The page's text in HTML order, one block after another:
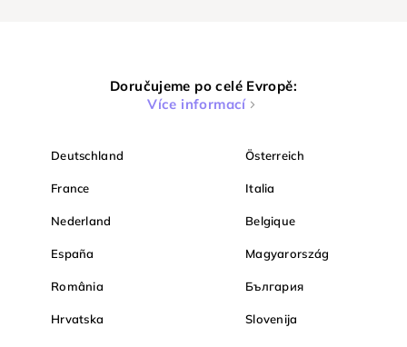
Doručujeme po celé Evropě:
Více informací
Deutschland Österreich
France Italia
Nederland Belgique
España Magyarország
România България
Hrvatska Slovenija